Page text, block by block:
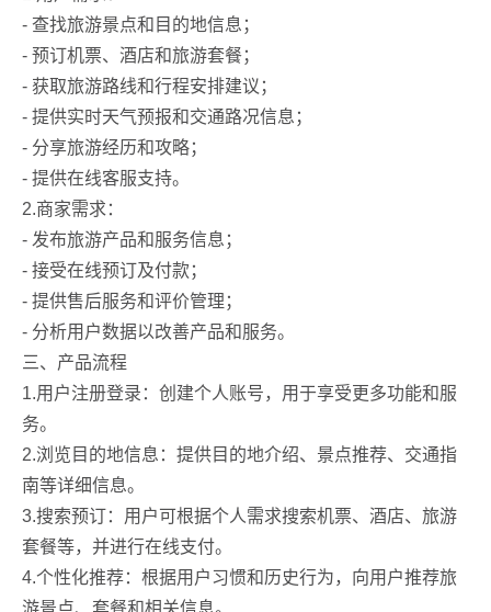
- 查找旅游景点和目的地信息；
- 预订机票、酒店和旅游套餐；
- 获取旅游路线和行程安排建议；
- 提供实时天气预报和交通路况信息；
- 分享旅游经历和攻略；
- 提供在线客服支持。
2.商家需求：
- 发布旅游产品和服务信息；
- 接受在线预订及付款；
- 提供售后服务和评价管理；
- 分析用户数据以改善产品和服务。
三、产品流程
1.用户注册登录：创建个人账号，用于享受更多功能和服
务。
2.浏览目的地信息：提供目的地介绍、景点推荐、交通指
南等详细信息。
3.搜索预订：用户可根据个人需求搜索机票、酒店、旅游
套餐等，并进行在线支付。
4.个性化推荐：根据用户习惯和历史行为，向用户推荐旅
游景点、套餐和相关信息。